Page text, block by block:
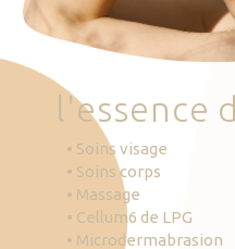
'essence d
• Soins visage
• Soins corps
• Massage
• Cellum6 de LPG
• Microdermabrasion